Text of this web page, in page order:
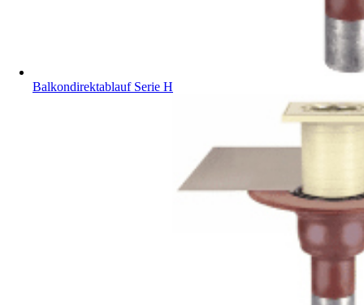
Balkondirektablauf Serie H